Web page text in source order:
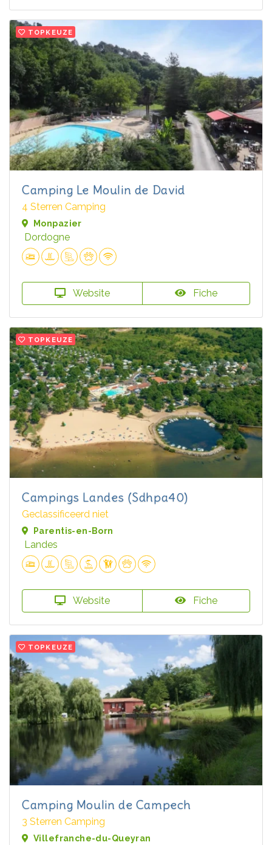
TOPKEUZE
Camping Le Moulin de David
4 Sterren Camping
Monpazier
Dordogne
Website Fiche
TOPKEUZE
Campings Landes (Sdhpa40)
Geclassificeerd niet
Parentis-en-Born
Landes
Website Fiche
TOPKEUZE
Camping Moulin de Campech
3 Sterren Camping
Villefranche-du-Queyran